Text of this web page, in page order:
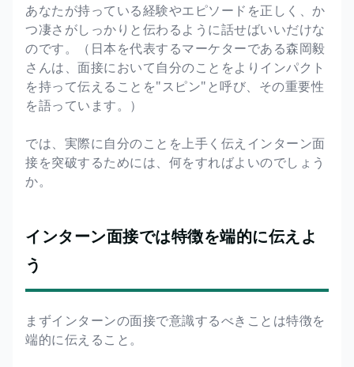
あなたが持っている経験やエピソードを正しく、か
つ凄さがしっかりと伝わるように話せばいいだけな
のです。（日本を代表するマーケターである森岡毅
さんは、面接において自分のことをよりインパクト
を持って伝えることを"スピン"と呼び、その重要性
を語っています。）
では、実際に自分のことを上手く伝えインターン面
接を突破するためには、何をすればよいのでしょう
か。
インターン面接では特徴を端的に伝えよ
う
まずインターンの面接で意識するべきことは特徴を
端的に伝えること。